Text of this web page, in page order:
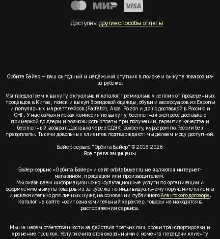
Доступны другие способы оплаты
Орбита Байер — ваш выгодный и надёжный спутник в поиске и выкупе товаров из-
за рубежа.
Мы предлагаем к выкупу актуальный каталог премиальных реплик от проверенных
продавцов в Китае, поиск и выкуп брендовой одежды, обуви и аксессуаров из Европы
и популярных маркетплейсов (Farfetch, Asos, Poizon и др.) с доставкой в Россию и
СНГ. У нас самая низкая комиссия по выкупу, бесплатная экспресс доставка с
примеркой до двери и возможность оплаты при получении, гарантия качества и
бесплатный возврат. Доставка через СДЭК, Boxberry, курьером по России без
предоплаты. Тысячи довольных клиентов подтверждают: мы делаем моду доступной.
Байер-сервис "Орбита Байер" © 2016-2026
Все права защищены
Байер-сервис «Орбита Байер» и сайт orbitabuyer.ru не являются интернет-
магазином, продавцом или производителем.
Мы оказываем информационно-консультационные услуги по организации и
оформлению выкупа товаров из-за рубежа по индивидуальному поручению клиента
и исключительно для личных нужд на основании публичногоАгентского договора.
Каталог на сайте носит ознакомительный характер, товары не находятся в
распоряжении сервиса.
Мы не несем ответственности за действия третьих лиц, сроки транспортировки и
хранение посылок. Услуги считаются оказанными с момента передачи клиенту